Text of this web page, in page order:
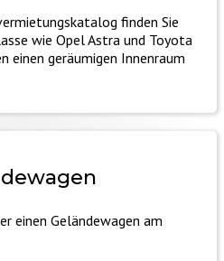
finden Sie
wie Opel Astra und Toyota
einen geräumigen Innenraum